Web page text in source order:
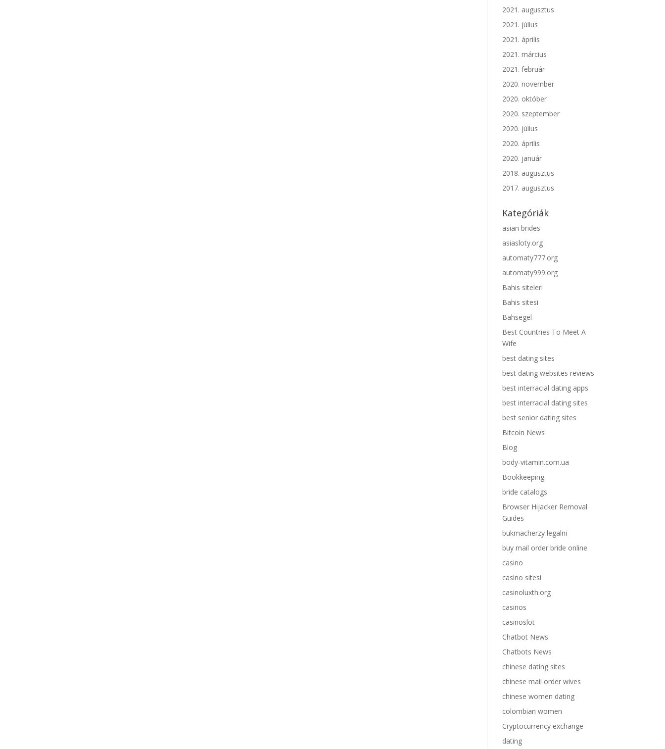
2021. augusztus
2021. július
2021. április
2021. március
2021. február
2020. november
2020. október
2020. szeptember
2020. július
2020. április
2020. január
2018. augusztus
2017. augusztus
Kategóriák
asian brides
asiasloty.org
automaty777.org
automaty999.org
Bahis siteleri
Bahis sitesi
Bahsegel
Best Countries To Meet A
Wife
best dating sites
best dating websites reviews
best interracial dating apps
best interracial dating sites
best senior dating sites
Bitcoin News
Blog
body-vitamin.com.ua
Bookkeeping
bride catalogs
Browser Hijacker Removal
Guides
bukmacherzy legalni
buy mail order bride online
casino
casino sitesi
casinoluxth.org
casinos
casinoslot
Chatbot News
Chatbots News
chinese dating sites
chinese mail order wives
chinese women dating
colombian women
Cryptocurrency exchange
dating